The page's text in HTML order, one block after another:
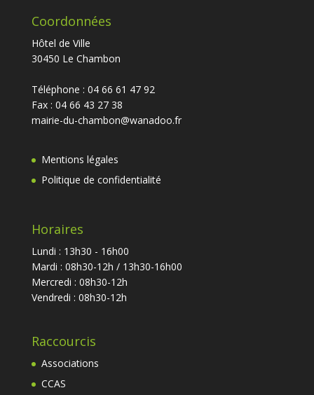
Coordonnées
Hôtel de Ville
30450 Le Chambon
Téléphone : 04 66 61 47 92
Fax : 04 66 43 27 38
mairie-du-chambon@wanadoo.fr
Mentions légales
Politique de confidentialité
Horaires
Lundi : 13h30 - 16h00
Mardi : 08h30-12h / 13h30-16h00
Mercredi : 08h30-12h
Vendredi : 08h30-12h
Raccourcis
Associations
CCAS